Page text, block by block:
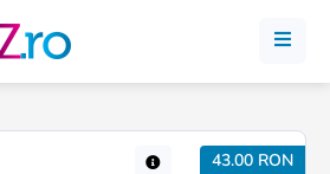
43.00 RON